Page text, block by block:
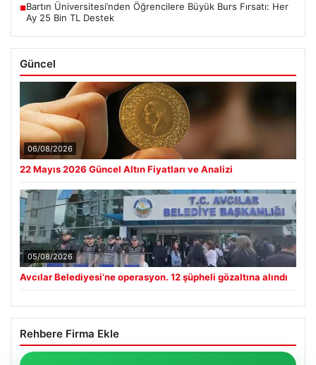
■Bartın Üniversitesi’nden Öğrencilere Büyük Burs Fırsatı: Her
Ay 25 Bin TL Destek
Güncel
06/08/2026
22 Mayıs 2026 Güncel Altın Fiyatları ve Analizi
05/08/2026
Avcılar Belediyesi’ne operasyon. 12 şüpheli gözaltına alındı
Rehbere Firma Ekle